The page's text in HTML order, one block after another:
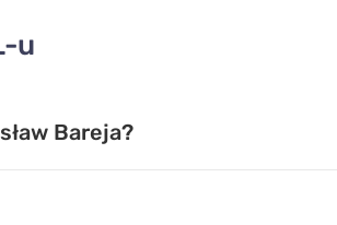
u
Bareja?